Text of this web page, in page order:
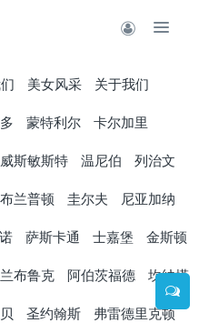
美女风采 关于我们
蒙特利尔 卡尔加里
斯敏斯特 温尼伯 列治文
布兰普顿 圭尔夫 尼亚加纳
萨斯卡通 士嘉堡 金斯顿
布鲁克 阿伯茨福德 坎纳塔
圣约翰斯 弗雷德里克顿